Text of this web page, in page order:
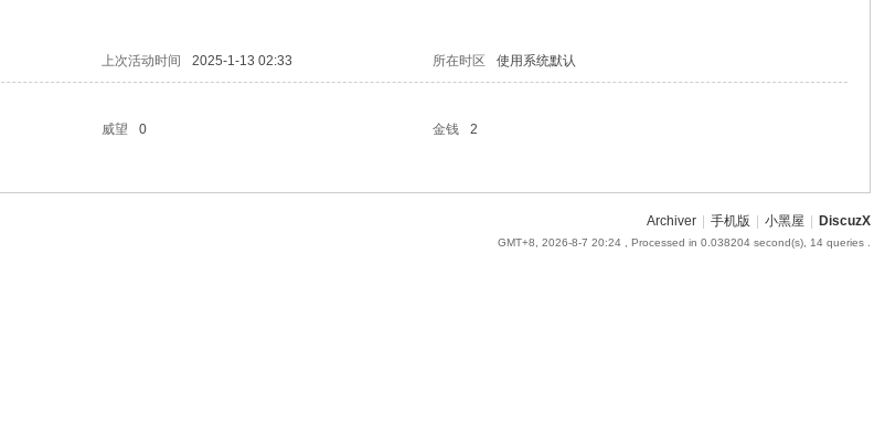
上次活动时间 2025-1-13 02:33 所在时区 使用系统默认
威望 0 金钱
2
Archiver 手机版 小黑屋 DiscuzX
GMT+8, 2026-8-7 20:24, Processed in 0.038204 second(s), 14 queries .